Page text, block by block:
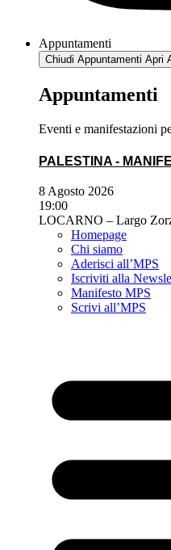
Appuntamenti
Chiudi Appuntamenti Apri
Appuntamenti
Eventi e manifestazioni
PALESTINA -
8 Agosto 2026
19:00
LOCARNO – Largo
Homepage
Chi siamo
Aderisci all’MPS
Iscriviti alla
Manifesto MPS
Scrivi all’MPS